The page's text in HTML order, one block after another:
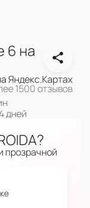
6 на
Яндекс.Картах
1500 отзывов
дней
прозрачной